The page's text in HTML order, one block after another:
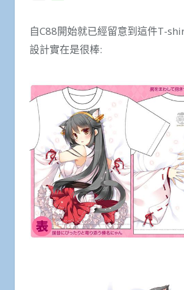
自C88開始就已經留意到這件T-
設計實在是很棒: